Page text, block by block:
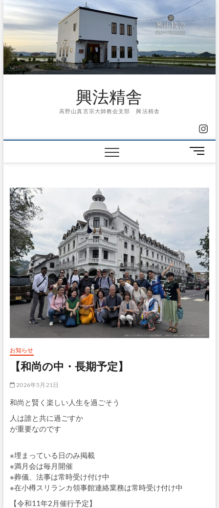
content
興法精舎
高野山真言宗大師教会支部 興法精舎
メ
ニ
お知らせ
【和尚の中・長期予定】
2026年5月21日
和尚と賢く楽しい人生を過ごそう
人は誰と共に過ごすか
が重要なのです
※埋まっている日のみ掲載
※満月会は毎月開催
※葬儀、法事は常時受け付け中
※在小樽スリランカ領事館連絡業務は常時受け付け中
【令和11年2月催行予定】